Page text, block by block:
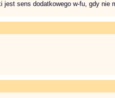
jest sens dodatkowego w-fu, gdy nie